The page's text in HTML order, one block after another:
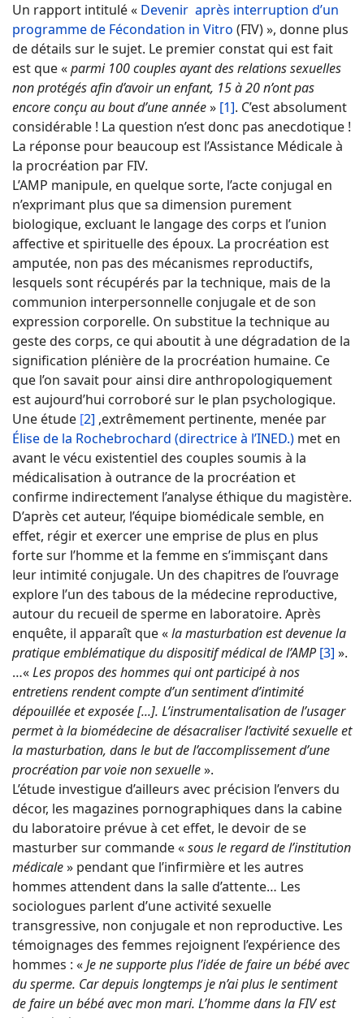
Un rapport intitulé « Devenir après interruption d’un
programme de Fécondation in Vitro (FIV) », donne plus
de détails sur le sujet. Le premier constat qui est fait
est que «parmi 100 couples ayant des relations sexuelles
non protégés afin d’avoir un enfant, 15 à 20 n’ont pas
encore conçu au bout d’une année» [1]. C’est absolument
considérable ! La question n’est donc pas anecdotique !
La réponse pour beaucoup est l’Assistance Médicale à
la procréation par FIV.
L’AMP manipule, en quelque sorte, l’acte conjugal en
n’exprimant plus que sa dimension purement
biologique, excluant le langage des corps et l’union
affective et spirituelle des époux. La procréation est
amputée, non pas des mécanismes reproductifs,
lesquels sont récupérés par la technique, mais de la
communion interpersonnelle conjugale et de son
expression corporelle. On substitue la technique au
geste des corps, ce qui aboutit à une dégradation de la
signification plénière de la procréation humaine. Ce
que l’on savait pour ainsi dire anthropologiquement
est aujourd’hui corroboré sur le plan psychologique.
Une étude [2] ,extrêmement pertinente, menée par
Élise de la Rochebrochard (directrice à l’INED.) met en
avant le vécu existentiel des couples soumis à la
médicalisation à outrance de la procréation et
confirme indirectement l’analyse éthique du magistère.
D’après cet auteur, l’équipe biomédicale semble, en
effet, régir et exercer une emprise de plus en plus
forte sur l’homme et la femme en s’immisçant dans
leur intimité conjugale. Un des chapitres de l’ouvrage
explore l’un des tabous de la médecine reproductive,
autour du recueil de sperme en laboratoire. Après
enquête, il apparaît que «la masturbation est devenue la
pratique emblématique du dispositif médical de l’AMP [3] ».
…«Les propos des hommes qui ont participé à nos
entretiens rendent compte d’un sentiment d’intimité
dépouillée et exposée [...]. L’instrumentalisation de l’usager
permet à la biomédecine de désacraliser l’activité sexuelle et
la masturbation, dans le but de l’accomplissement d’une
procréation par voie non sexuelle».
L’étude investigue d’ailleurs avec précision l’envers du
décor, les magazines pornographiques dans la cabine
du laboratoire prévue à cet effet, le devoir de se
masturber sur commande «sous le regard de l’institution
médicale» pendant que l’infirmière et les autres
hommes attendent dans la salle d’attente… Les
sociologues parlent d’une activité sexuelle
transgressive, non conjugale et non reproductive. Les
témoignages des femmes rejoignent l’expérience des
hommes : «Je ne supporte plus l’idée de faire un bébé avec
du sperme. Car depuis longtemps je n’ai plus le sentiment
de faire un bébé avec mon mari. L’homme dans la FIV est